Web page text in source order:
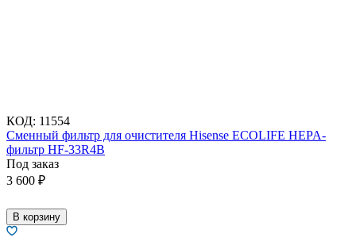
КОД: 11554
Сменный фильтр для очистителя Hisense ECOLIFE HEPA-
фильтр HF-33R4B
Под заказ
3 600 ₽
В корзину